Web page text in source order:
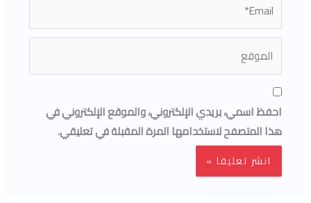
احفظ اسمي، بريدي الإلكتروني، والموقع الإلكتروني في
هذا المتصفح لاستخدامها المرة المقبلة في تعليقي.